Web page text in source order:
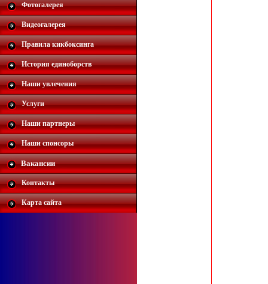
Фотогалерея
Видеогалерея
Правила кикбоксинга
История единоборств
Наши увлечения
Услуги
Наши партнеры
Наши спонсоры
Вакансии
Контакты
Карта сайта